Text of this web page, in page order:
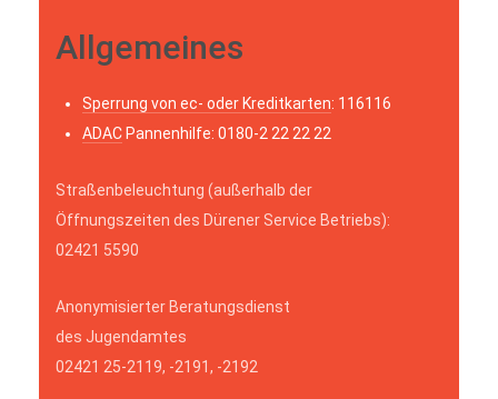
Allgemeines
Sperrung von ec- oder Kreditkarten: 116116
ADACPannenhilfe: 0180-2 22 22 22
Straßenbeleuchtung (außerhalb der
Öffnungszeiten des Dürener Service Betriebs):
02421 5590
Anonymisierter Beratungsdienst
des Jugendamtes
02421 25-2119, -2191, -2192